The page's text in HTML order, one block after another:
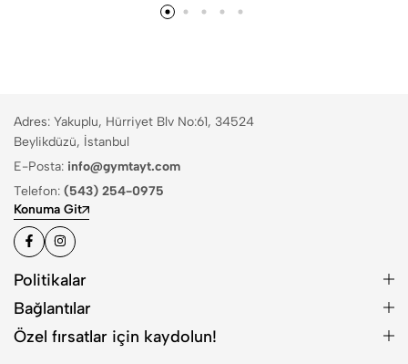
Adres: Yakuplu, Hürriyet Blv No:61, 34524
Beylikdüzü, İstanbul
E-Posta: info@gymtayt.com
Telefon: (543) 254-0975
Konuma Git
Politikalar
Bağlantılar
Özel fırsatlar için kaydolun!